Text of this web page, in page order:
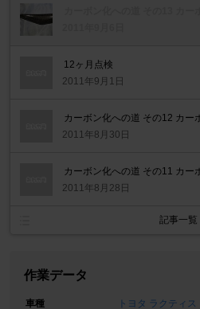
12ヶ月点検
2011年9月1日
カーボン化への道 その12 カー
2011年8月30日
カーボン化への道 その11 カー
2011年8月28日
記事一覧
作業データ
車種
トヨタ ラクティス